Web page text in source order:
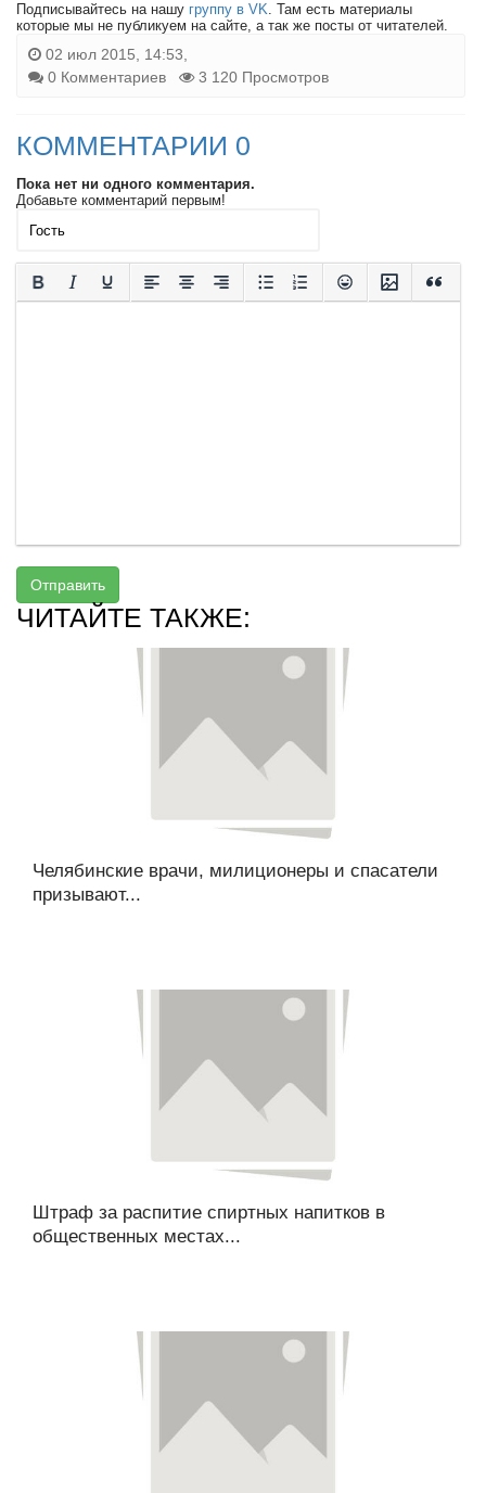
Подписывайтесь на нашу группу в VK. Там есть материалы
которые мы не публикуем на сайте, а так же посты от читателей.
02 июл 2015, 14:53,
0 Комментариев
3 120 Просмотров
КОММЕНТАРИИ 0
Пока нет ни одного комментария.
Добавьте комментарий первым!
Отправить
ЧИТАЙТЕ ТАКЖЕ:
Челябинские врачи, милиционеры и спасатели
призывают...
Штраф за распитие спиртных напитков в
общественных местах...